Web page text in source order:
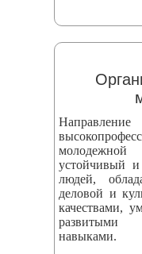
устойчивый
людей,
деловой и
качествами,
навыками.